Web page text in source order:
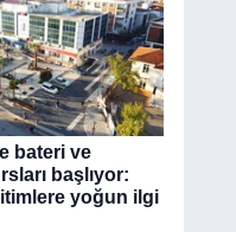
bateri ve
başlıyor:
yoğun ilgi